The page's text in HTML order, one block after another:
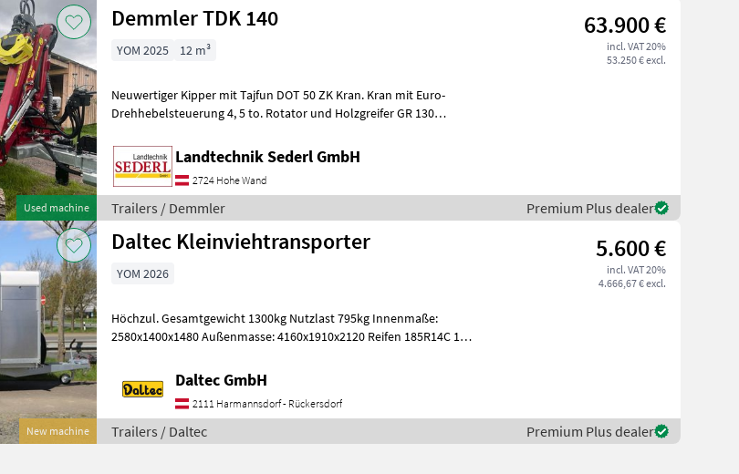
Used machine
Demmler TDK 140 63.900 €
incl. VAT 20%
53.250 € excl.
YOM 2025 12 m³
Neuwertiger Kipper mit Tajfun DOT 50 ZK Kran. Kran mit Euro-
Drehhebelsteuerung 4, 5 to. Rotator und Holzgreifer GR 130
Landtechnik Sederl GmbH
2724 Hohe Wand
Trailers / Demmler Premium Plus dealer
New machine
Daltec Kleinviehtransporter 5.600 €
incl. VAT 20%
4.666,67 € excl.
YOM 2026
Höchzul. Gesamtgewicht 1300kg Nutzlast 795kg Innenmaße:
2580x1400x1480 Außenmasse: 4160x1910x2120 Reifen 185R14C 1
Daltec GmbH
2111 Harmannsdorf - Rückersdorf
Trailers / Daltec Premium Plus dealer